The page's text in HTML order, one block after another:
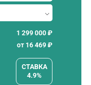
1 299 000 ₽
от 16 469₽
СТАВКА
4.9%